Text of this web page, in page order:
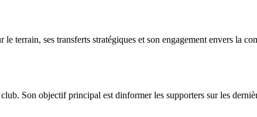
terrain, ses transferts stratégiques et son engagement envers la
Son objectif principal est dinformer les supporters sur les